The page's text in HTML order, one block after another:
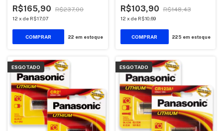
R$165,90 R$237,00
12 x de R$17,07
22 em estoque
R$103,90 R$148,43
12 x de R$10,69
225 em estoque
ESGOTADO ESGOTADO